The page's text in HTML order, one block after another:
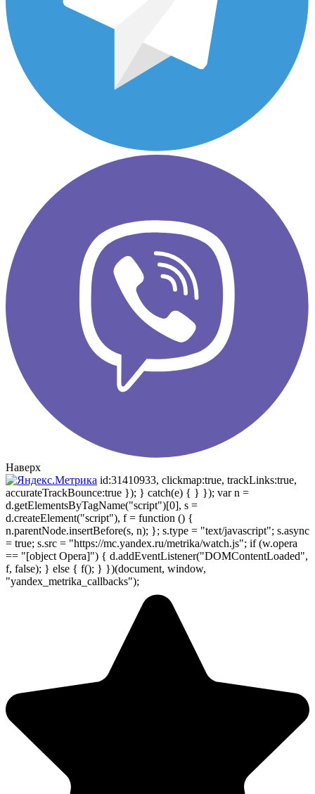
Наверх
id:31410933, clickmap:true, trackLinks:true,
accurateTrackBounce:true }); } catch(e) { } }); var n =
d.getElementsByTagName("script")[0], s =
d.createElement("script"), f = function () {
n.parentNode.insertBefore(s, n); }; s.type = "text/javascript"; s.async
= true; s.src = "https://mc.yandex.ru/metrika/watch.js"; if (w.opera
== "[object Opera]") { d.addEventListener("DOMContentLoaded",
f, false); } else { f(); } })(document, window,
"yandex_metrika_callbacks");